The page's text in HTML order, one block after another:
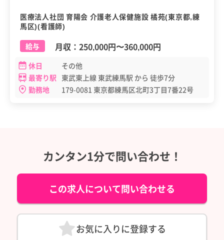
医療法人社団 育陽会 介護老人保健施設 橘苑(東京都,練
馬区)(看護師)
給与
月収： 250,000円〜360,000円
休日
その他
最寄り駅 東武東上線 東武練馬駅 から 徒歩7分
勤務地
179-0081 東京都練馬区北町3丁目7番22号
カンタン1分で問い合わせ！
この求人について問い合わせる
お気に入りに登録する